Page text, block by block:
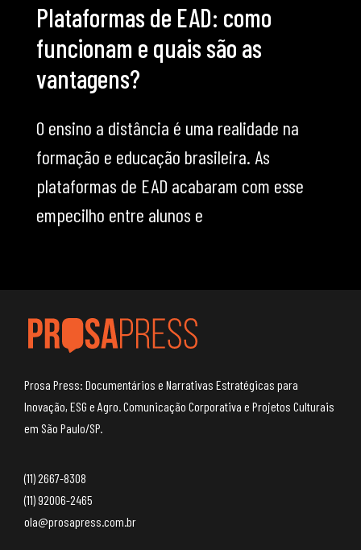
Plataformas de EAD: como
funcionam e quais são as
vantagens?
O ensino a distância é uma realidade na
formação e educação brasileira. As
plataformas de EAD acabaram com esse
empecilho entre alunos e
Prosa Press: Documentários e Narrativas Estratégicas para
Inovação, ESG e Agro. Comunicação Corporativa e Projetos Culturais
em São Paulo/SP.
(11) 2667-8308
(11) 92006-2465
ola@prosapress.com.br